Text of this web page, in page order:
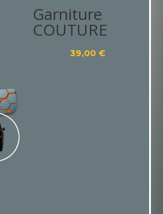
Garniture
COUTURE
39,00 €